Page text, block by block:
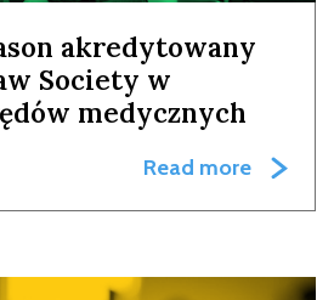
akredytowany
Society w
medycznych
Read more